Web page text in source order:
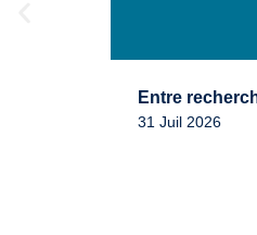
Entre
31 Juil 2026